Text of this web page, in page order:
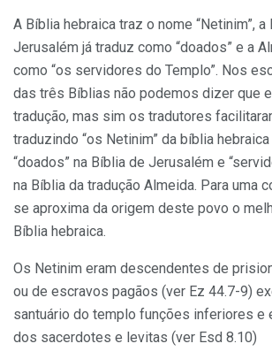
A Bíblia hebraica traz o nome “Netinim”, a
Jerusalém já traduz como “doados” e a
como “os servidores do Templo”. Nos
das três Bíblias não podemos dizer que
tradução, mas sim os tradutores
traduzindo “os Netinim” da bíblia
“doados” na Bíblia de Jerusalém e
na Bíblia da tradução Almeida. Para uma
se aproxima da origem deste povo o
Bíblia hebraica.
Os Netinim eram descendentes de
ou de escravos pagãos (ver Ez 44.7-9)
santuário do templo funções inferiores e
dos sacerdotes e levitas (ver Esd 8.10)